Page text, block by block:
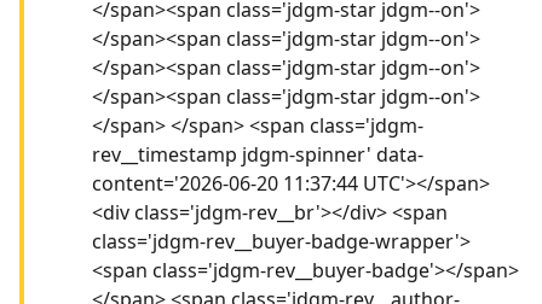
</span><span class='jdgm-star jdgm--on'>
</span><span class='jdgm-star jdgm--on'>
</span><span class='jdgm-star jdgm--on'>
</span><span class='jdgm-star jdgm--on'>
</span> </span> <span class='jdgm-
rev__timestamp jdgm-spinner' data-
content='2026-06-20 11:37:44 UTC'></span>
<div class='jdgm-rev__br'></div> <span
class='jdgm-rev__buyer-badge-wrapper'>
<span class='jdgm-rev__buyer-badge'></span>